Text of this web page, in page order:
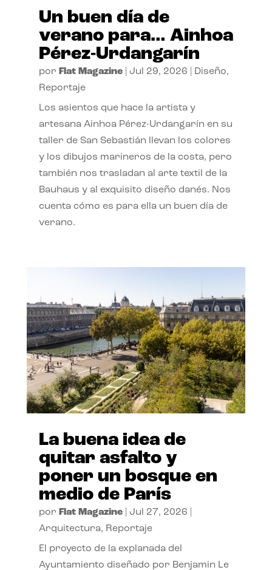
Un buen día de
verano para… Ainhoa
Pérez-Urdangarín
por Flat Magazine| Jul 29, 2026 Diseño,
Reportaje
Los asientos que hace la artista y
artesana Ainhoa Pérez-Urdangarín en su
taller de San Sebastián llevan los colores
y los dibujos marineros de la costa, pero
también nos trasladan al arte textil de la
Bauhaus y al exquisito diseño danés. Nos
cuenta cómo es para ella un buen día de
verano.
La buena idea de
quitar asfalto y
poner un bosque en
medio de París
por Flat Magazine| Jul 27, 2026
Arquitectura, Reportaje
El proyecto de la explanada del
Ayuntamiento diseñado por Benjamin Le